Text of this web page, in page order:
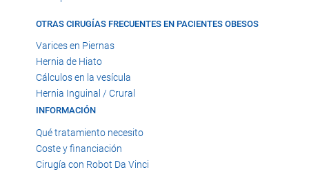
OTRAS CIRUGÍAS FRECUENTES EN PACIENTES OBESOS
Varices en Piernas
Hernia de Hiato
Cálculos en la vesícula
Hernia Inguinal / Crural
INFORMACIÓN
Qué tratamiento necesito
Coste y financiación
Cirugía con Robot Da Vinci